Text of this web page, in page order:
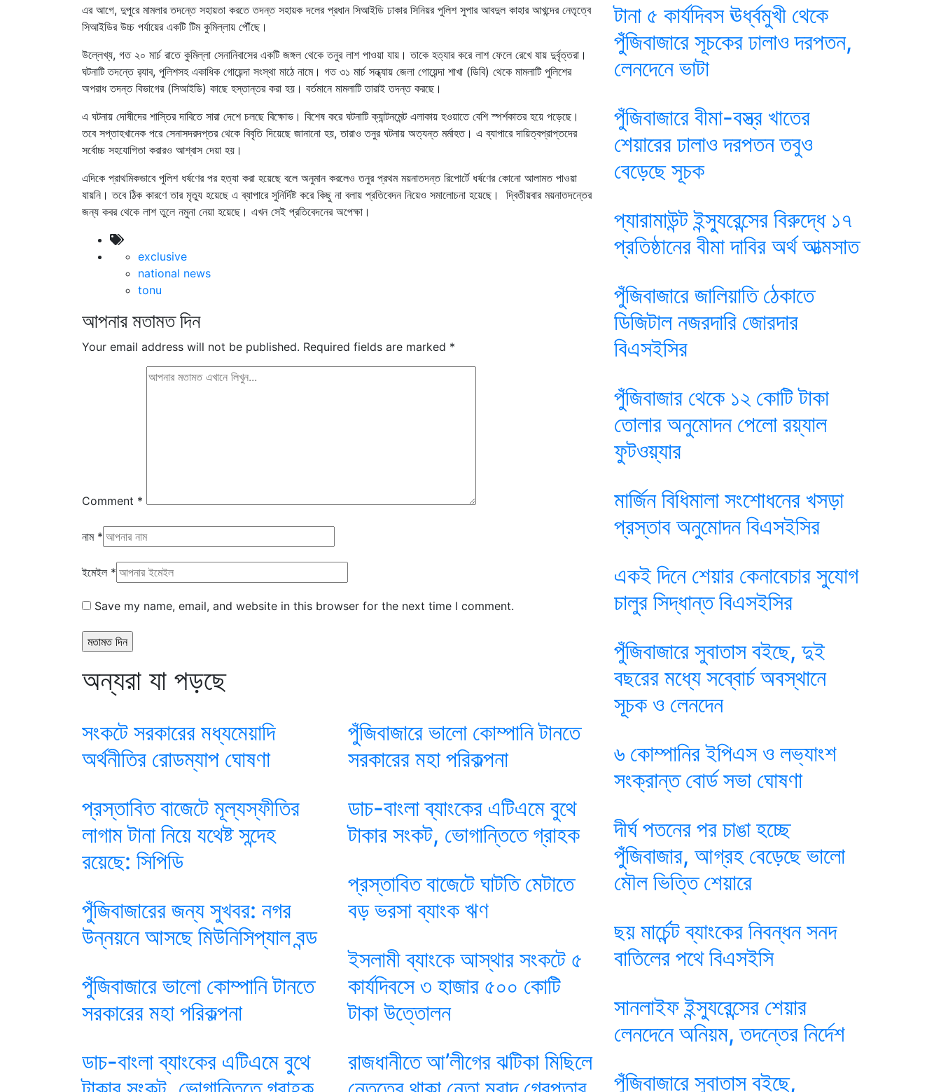
এর আগে, দুপুরে মামলার তদন্তে সহায়তা করতে তদন্ত সহায়ক দলের প্রধান সিআইডি ঢাকার সিনিয়র পুলিশ সুপার আবদুল কাহার আখন্দের নেতৃত্বে
সিআইডির উচ্চ পর্যায়ের একটি টিম কুমিল্লায় পৌঁছে।
উল্লেখ্য, গত ২০ মার্চ রাতে কুমিল্লা সেনানিবাসের একটি জঙ্গল থেকে তনুর লাশ পাওয়া যায়। তাকে হত্যার করে লাশ ফেলে রেখে যায় দুর্বৃত্তরা।
ঘটনাটি তদন্তে র‌্যাব, পুলিশসহ একাধিক গোয়েন্দা সংস্থা মাঠে নামে। গত ৩১ মার্চ সন্ধ্যায় জেলা গোয়েন্দা শাখা (ডিবি) থেকে মামলাটি পুলিশের
অপরাধ তদন্ত বিভাগের (সিআইডি) কাছে হস্তান্তর করা হয়। বর্তমানে মামলাটি তারাই তদন্ত করছে।
এ ঘটনায় দোষীদের শাস্তির দাবিতে সারা দেশে চলছে বিক্ষোভ। বিশেষ করে ঘটনাটি ক্যান্টনমেন্ট এলাকায় হওয়াতে বেশি স্পর্শকাতর হয়ে পড়েছে।
তবে সপ্তাহখানেক পরে সেনাসদরদপ্তর থেকে বিবৃতি দিয়েছে জানানো হয়, তারাও তনুর ঘটনায় অত্যন্ত মর্মাহত। এ ব্যাপারে দায়িত্বপ্রাপ্তদের
সর্বোচ্চ সহযোগিতা করারও আশ্বাস দেয়া হয়।
এদিকে প্রাথমিকভাবে পুলিশ ধর্ষণের পর হত্যা করা হয়েছে বলে অনুমান করলেও তনুর প্রথম ময়নাতদন্ত রিপোর্টে ধর্ষণের কোনো আলামত পাওয়া
যায়নি। তবে ঠিক কারণে তার মৃত্যু হয়েছে এ ব্যাপারে সুনির্দিষ্ট করে কিছু না বলায় প্রতিবেদন নিয়েও সমালোচনা হয়েছে। দ্বিতীয়বার ময়নাতদন্তের
জন্য কবর থেকে লাশ তুলে নমুনা নেয়া হয়েছে। এখন সেই প্রতিবেদনের অপেক্ষা।
exclusive
national news
tonu
আপনার মতামত দিন
Your email address will not be published. Required fields are marked *
Comment *
নাম *
ইমেইল *
Save my name, email, and website in this browser for the next time I comment.
অন্যরা যা পড়ছে
সংকটে সরকারের মধ্যমেয়াদি
অর্থনীতির রোডম্যাপ ঘোষণা
প্রস্তাবিত বাজেটে মূল্যস্ফীতির
লাগাম টানা নিয়ে যথেষ্ট সন্দেহ
রয়েছে: সিপিডি
পুঁজিবাজারের জন্য সুখবর: নগর
উন্নয়নে আসছে মিউনিসিপ্যাল বন্ড
পুঁজিবাজারে ভালো কোম্পানি টানতে
সরকারের মহা পরিকল্পনা
ডাচ-বাংলা ব্যাংকের এটিএমে বুথে
পুঁজিবাজারে ভালো কোম্পানি টানতে
সরকারের মহা পরিকল্পনা
ডাচ-বাংলা ব্যাংকের এটিএমে বুথে
টাকার সংকট, ভোগান্তিতে গ্রাহক
প্রস্তাবিত বাজেটে ঘাটতি মেটাতে
বড় ভরসা ব্যাংক ঋণ
ইসলামী ব্যাংকে আস্থার সংকটে ৫
কার্যদিবসে ৩ হাজার ৫০০ কোটি
টাকা উত্তোলন
রাজধানীতে আ’লীগের ঝটিকা মিছিলে
টানা ৫ কার্যদিবস ঊর্ধ্বমুখী থেকে
পুঁজিবাজারে সূচকের ঢালাও দরপতন,
লেনদেনে ভাটা
পুঁজিবাজারে বীমা-বস্ত্র খাতের
শেয়ারের ঢালাও দরপতন তবুও
বেড়েছে সূচক
প্যারামাউন্ট ইন্স্যুরেন্সের বিরুদ্ধে ১৭
প্রতিষ্ঠানের বীমা দাবির অর্থ আত্মসাত
পুঁজিবাজারে জালিয়াতি ঠেকাতে
ডিজিটাল নজরদারি জোরদার
বিএসইসির
পুঁজিবাজার থেকে ১২ কোটি টাকা
তোলার অনুমোদন পেলো রয়্যাল
ফুটওয়্যার
মার্জিন বিধিমালা সংশোধনের খসড়া
প্রস্তাব অনুমোদন বিএসইসির
একই দিনে শেয়ার কেনাবেচার সুযোগ
চালুর সিদ্ধান্ত বিএসইসির
পুঁজিবাজারে সুবাতাস বইছে, দুই
বছরের মধ্যে সব্বোর্চ অবস্থানে
সূচক ও লেনদেন
৬ কোম্পানির ইপিএস ও লভ্যাংশ
সংক্রান্ত বোর্ড সভা ঘোষণা
দীর্ঘ পতনের পর চাঙা হচ্ছে
পুঁজিবাজার, আগ্রহ বেড়েছে ভালো
মৌল ভিত্তি শেয়ারে
ছয় মার্চেন্ট ব্যাংকের নিবন্ধন সনদ
বাতিলের পথে বিএসইসি
সানলাইফ ইন্স্যুরেন্সের শেয়ার
লেনদেনে অনিয়ম, তদন্তের নির্দেশ
পুঁজিবাজারে সুবাতাস বইছে,